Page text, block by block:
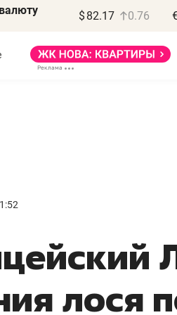
$ 82.17 0.76
лося
правил, бизнес может
потерять минимум